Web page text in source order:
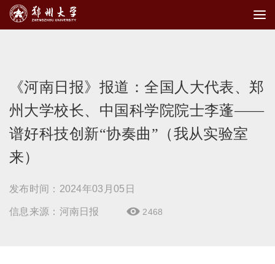
《河南日报》报道：全国人大代表、郑
州大学校长、中国科学院院士李蓬——
谱好科技创新“协奏曲”（我从实验室
来）
发布时间：2024年03月05日
信息来源：河南日报  2468